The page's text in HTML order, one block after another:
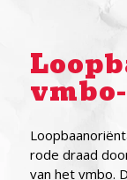
rode draad
van het vmbo.